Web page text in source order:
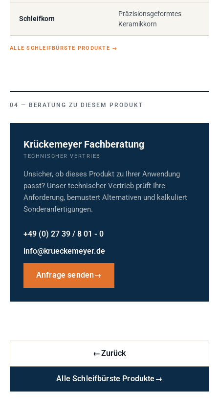
Schleifkorn
Präzisionsgeformtes
Keramikkorn
ALLE SCHLEIFBÜRSTE PRODUKTE →
BERATUNG ZU DIESEM PRODUKT
Krückemeyer Fachberatung
TECHNISCHER VERTRIEB
Unsicher, ob dieses Produkt zu Ihrer Anwendung
passt? Unser technischer Vertrieb prüft Ihre
Anforderung, bemustert Alternativen und kalkuliert
Sonderanfertigungen.
+49 (0) 27 39 / 8 01 - 0
info@krueckemeyer.de
Anfrage senden→
←Zurück
Alle Schleifbürste Produkte→